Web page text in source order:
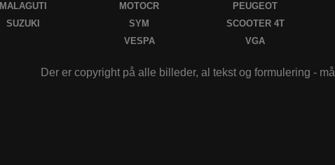
MALAGUTI
SUZUKI
MOTOCR
SYM
VESPA
PEUGEOT
SCOOTER 4T
VGA
Der er copyright på alle billeder, al tekst og formulering -